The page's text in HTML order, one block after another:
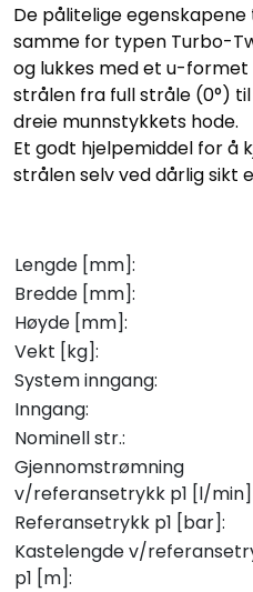
De pålitelige
samme for typen Turbo-
og lukkes med et u-formet
strålen fra full stråle (0°)
dreie munnstykkets hode.
Et godt hjelpemiddel for å
strålen selv ved dårlig sikt
Lengde [mm]:
Bredde [mm]:
Høyde [mm]:
Vekt [kg]:
System inngang:
Inngang:
Nominell str.:
Gjennomstrømning
v/referansetrykk p1 [l/min]
Referansetrykk p1 [bar]:
Kastelengde v/
p1 [m]: